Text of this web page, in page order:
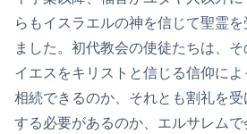
らもイスラエルの神を信じて聖霊
ました。初代教会の使徒たちは、
イエスをキリストと信じる信仰に
相続できるのか、それとも割礼を
する必要があるのか、エルサレムで